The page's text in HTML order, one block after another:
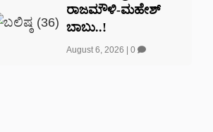
ರಾಜಮೌಳಿ-ಮಹೇಶ್
ಬಾಬು..!
August 6, 2026 0